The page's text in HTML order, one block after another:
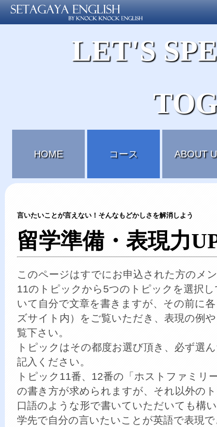
LET'S
HOME コース ABOUT
言いたいことが言えない！そんなもどかしさを解消しよう
留学準備・表現力
このページはすでにお申込された方のメ
11のトピックから5つのトピックを選択
いて自分で文章を書きますが、その前に
ズサイト内）をご覧いただき、表現の例
覧下さい。
トピックはその都度お選び頂き、必ず選
記入ください。
トピック11番、12番の「ホストファミリ
の書き方が求められますが、それ以外の
口語のような形で書いていただいても構
学先で自分の言いたいことが英語で表現